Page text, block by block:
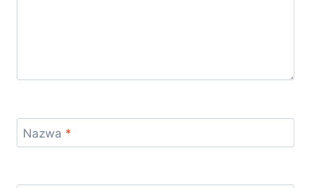
Nazwa *